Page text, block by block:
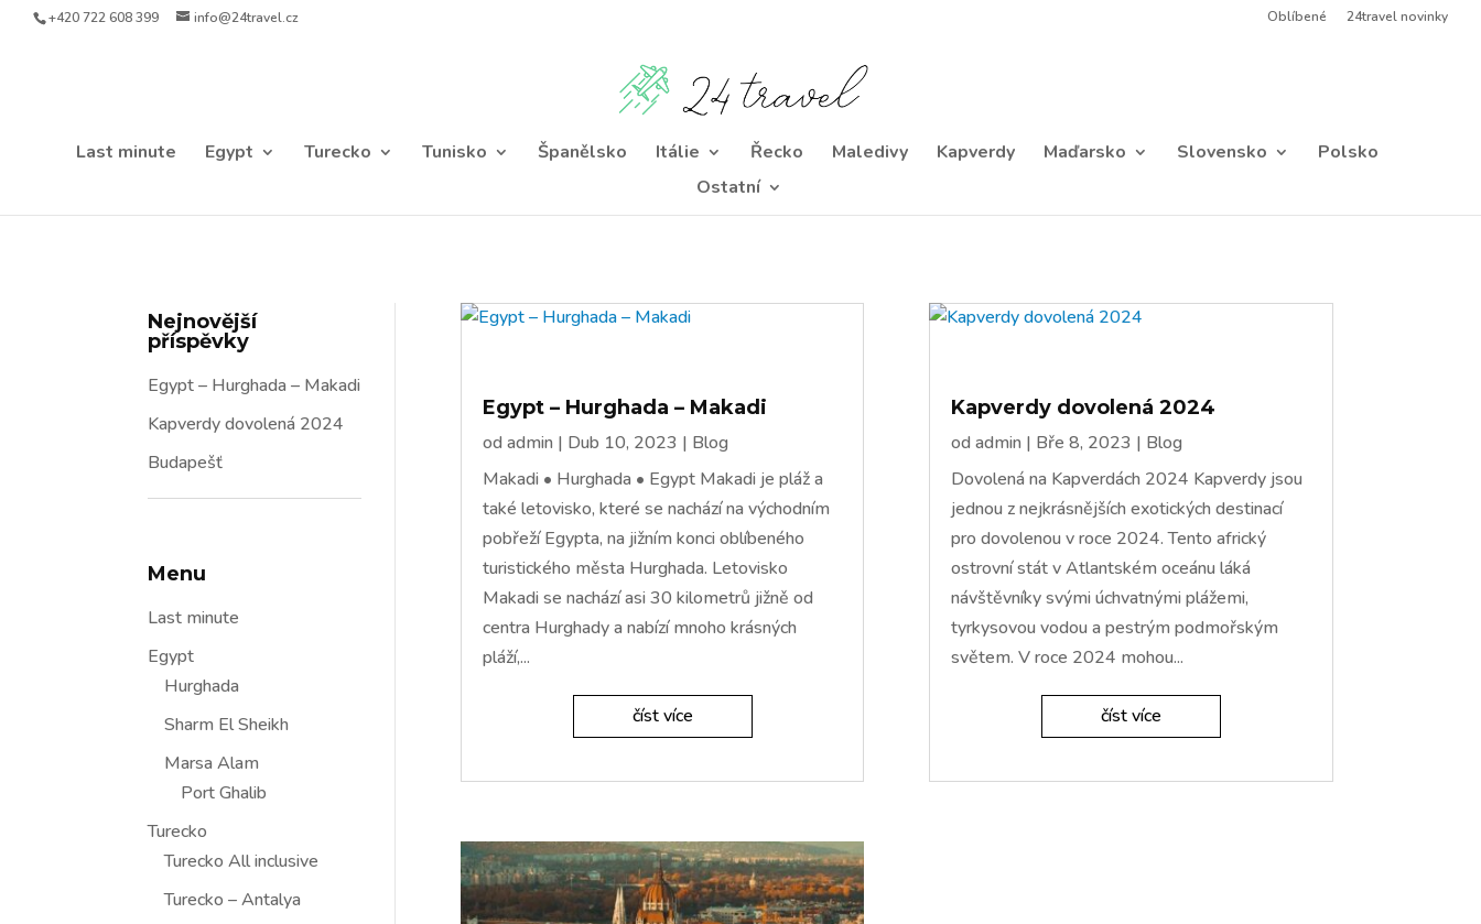
+420 722 608 399 info@24travel.cz Oblíbené 24travel novinky
Last minute Egypt Turecko Tunisko Španělsko Itálie Řecko Maledivy Kapverdy Maďarsko Slovensko
Polsko
Ostatní
Nejnovější
příspěvky
Egypt – Hurghada – Makadi
Kapverdy dovolená 2024
Budapešť
Menu
Last minute
Egypt
Hurghada
Sharm El Sheikh
Marsa Alam
Port Ghalib
Turecko
Turecko All inclusive
Turecko – Antalya
Egypt – Hurghada – Makadi
od admin | Dub 10, 2023 | Blog
Makadi • Hurghada • Egypt Makadi je pláž a
také letovisko, které se nachází na východním
pobřeží Egypta, na jižním konci oblíbeného
turistického města Hurghada. Letovisko
Makadi se nachází asi 30 kilometrů jižně od
centra Hurghady a nabízí mnoho krásných
pláží,...
číst více
Kapverdy dovolená 2024
odadmin | Bře 8, 2023 | Blog
Dovolená na Kapverdách 2024 Kapverdy jsou
jednou z nejkrásnějších exotických destinací
pro dovolenou v roce 2024. Tento africký
ostrovní stát v Atlantském oceánu láká
návštěvníky svými úchvatnými plážemi,
tyrkysovou vodou a pestrým podmořským
světem. V roce 2024 mohou...
číst více